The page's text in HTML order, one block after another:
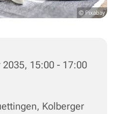
© Pixabay
15:00 - 17:00
Kolberger